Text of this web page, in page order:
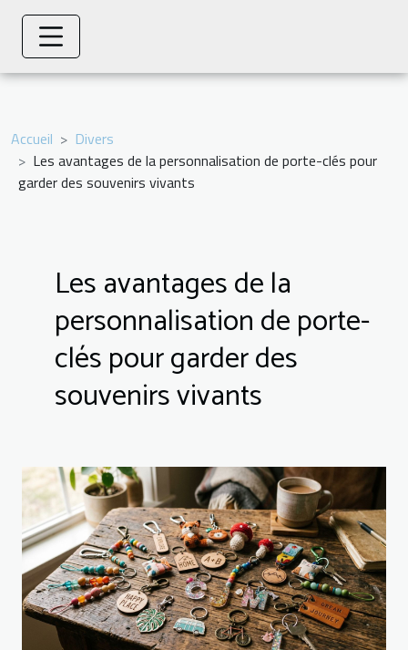
Accueil
Divers
Les avantages de la personnalisation de porte-clés pour
garder des souvenirs vivants
Les avantages de la
personnalisation de porte-
clés pour garder des
souvenirs vivants